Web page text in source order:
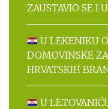
ZAUSTAVIO SE I
U LEKENIKU
DOMOVINSKE
HRVATSKIH
U